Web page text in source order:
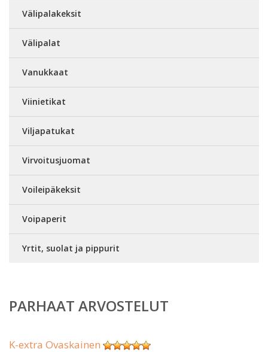
Välipalakeksit
Välipalat
Vanukkaat
Viinietikat
Viljapatukat
Virvoitusjuomat
Voileipäkeksit
Voipaperit
Yrtit, suolat ja pippurit
PARHAAT ARVOSTELUT
K-extra Ovaskainen